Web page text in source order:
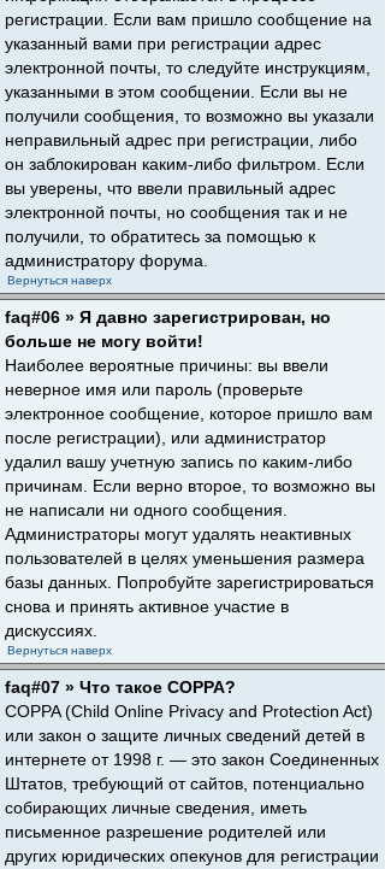
регистрации. Если вам пришло сообщение на
указанный вами при регистрации адрес
электронной почты, то следуйте инструкциям,
указанными в этом сообщении. Если вы не
получили сообщения, то возможно вы указали
неправильный адрес при регистрации, либо
он заблокирован каким-либо фильтром. Если
вы уверены, что ввели правильный адрес
электронной почты, но сообщения так и не
получили, то обратитесь за помощью к
администратору форума.
Вернуться наверх
faq#06 » Я давно зарегистрирован, но
больше не могу войти!
Наиболее вероятные причины: вы ввели
неверное имя или пароль (проверьте
электронное сообщение, которое пришло вам
после регистрации), или администратор
удалил вашу учетную запись по каким-либо
причинам. Если верно второе, то возможно вы
не написали ни одного сообщения.
Администраторы могут удалять неактивных
пользователей в целях уменьшения размера
базы данных. Попробуйте зарегистрироваться
снова и принять активное участие в
дискуссиях.
Вернуться наверх
faq#07 » Что такое COPPA?
COPPA (Child Online Privacy and Protection Act)
или закон о защите личных сведений детей в
интернете от 1998 г. — это закон Соединенных
Штатов, требующий от сайтов, потенциально
собирающих личные сведения, иметь
письменное разрешение родителей или
других юридических опекунов для регистрации